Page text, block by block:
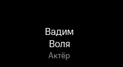
Вадим
Воля
Актёр